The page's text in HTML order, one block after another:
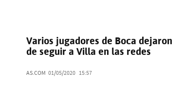
Varios jugadores de Boca dejaron
de seguir a Villa en las redes
AS.COM 01/05/2020 15:57